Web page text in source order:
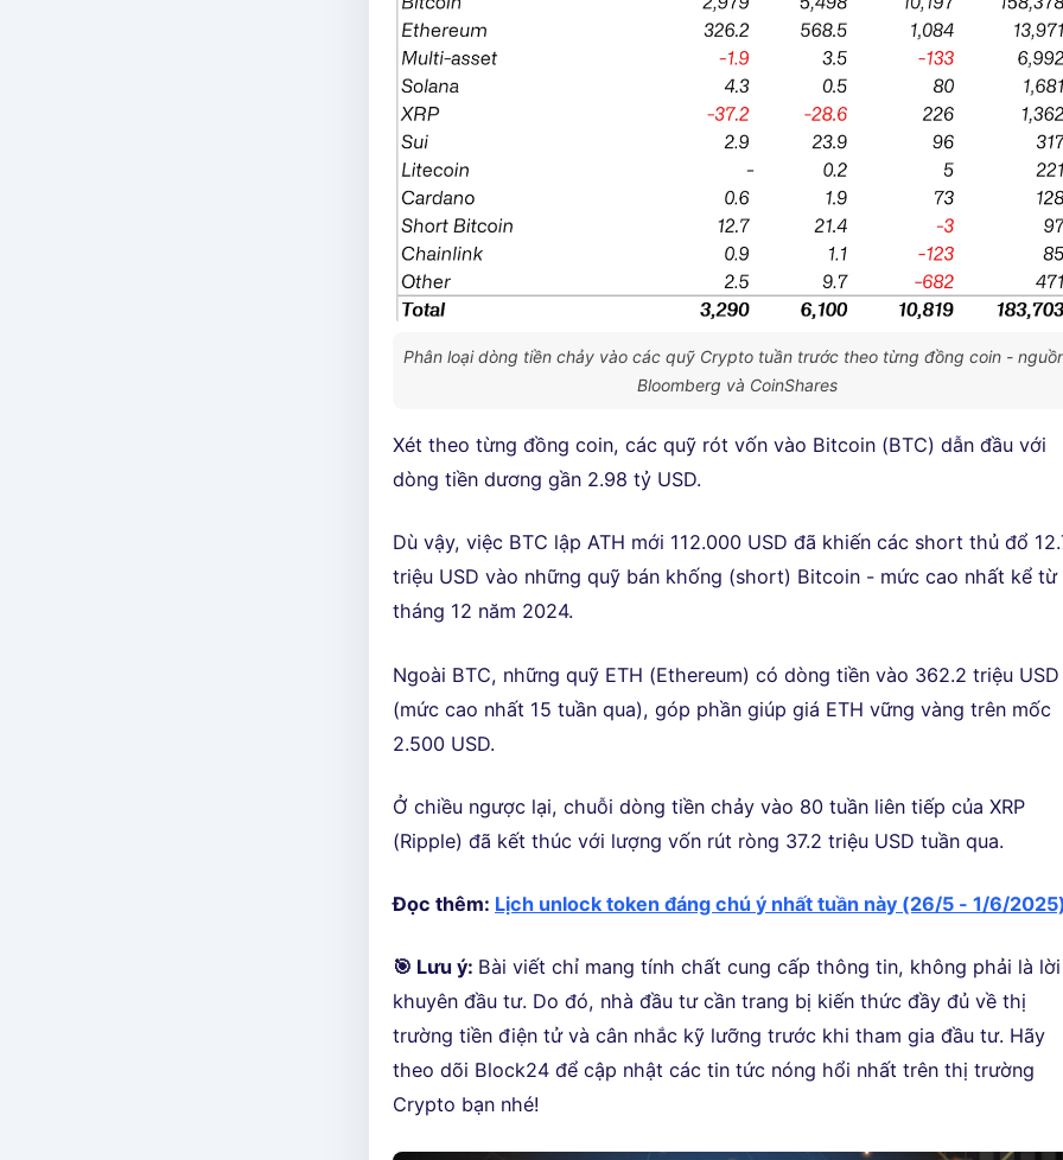
Phân loại dòng tiền chảy vào các quỹ Crypto tuần trước theo từng đồng coin -
Bloomberg và CoinShares
Xét theo từng đồng coin, các quỹ rót vốn vào Bitcoin (BTC) dẫn đầu với
dòng tiền dương gần 2.98 tỷ USD.
Dù vậy, việc BTC lập ATH mới 112.000 USD đã khiến các short thủ đổ
triệu USD vào những quỹ bán khống (short) Bitcoin - mức cao nhất kể từ
tháng 12 năm 2024.
Ngoài BTC, những quỹ ETH (Ethereum) có dòng tiền vào 362.2 triệu USD
(mức cao nhất 15 tuần qua), góp phần giúp giá ETH vững vàng trên mốc
2.500 USD.
Ở chiều ngược lại, chuỗi dòng tiền chảy vào 80 tuần liên tiếp của XRP
(Ripple) đã kết thúc với lượng vốn rút ròng 37.2 triệu USD tuần qua.
Đọc thêm: Lịch unlock token đáng chú ý nhất tuần này (26/5 - 1/6/
🎯 Lưu ý: Bài viết chỉ mang tính chất cung cấp thông tin, không phải là lời
khuyên đầu tư. Do đó, nhà đầu tư cần trang bị kiến thức đầy đủ về thị
trường tiền điện tử và cân nhắc kỹ lưỡng trước khi tham gia đầu tư. Hãy
theo dõi Block24 để cập nhật các tin tức nóng hổi nhất trên thị trường
Crypto bạn nhé!